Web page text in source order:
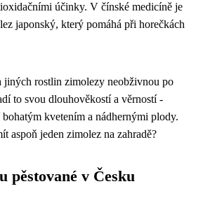
účinky. V čínské medicíně je
japonský, který pomáhá při horečkách
jiných rostlin zimolezy neobživnou po
to svou dlouhověkostí a věrností -
kvetením a nádhernými plody.
aspoň jeden zimolez na zahradě?
pěstované v Česku